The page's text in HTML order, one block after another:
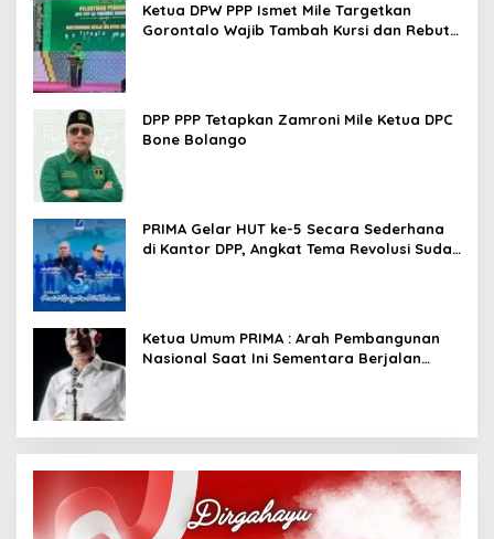
Ketua DPW PPP Ismet Mile Targetkan
Gorontalo Wajib Tambah Kursi dan Rebut
DPP PPP Tetapkan Zamroni Mile Ketua DPC
Bone Bolango
PRIMA Gelar HUT ke-5 Secara Sederhana
di Kantor DPP, Angkat Tema Revolusi Sudah
Ketua Umum PRIMA : Arah Pembangunan
Nasional Saat Ini Sementara Berjalan